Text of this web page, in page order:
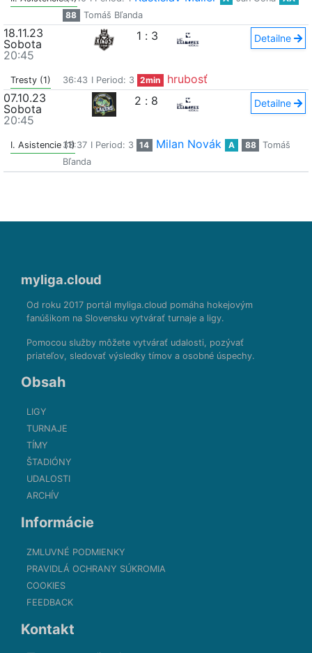
88
Tomáš Bľanda
18.11.23
Sobota
20:45
1 : 3 Detailne
Tresty (1) 36:43 I Period: 3 2min
hrubosť
07.10.23
Sobota
20:45
2 : 8 Detailne
I. Asistencie (1)33:37 I Period: 3 14 Milan Novák A 88
Tomáš
Bľanda
myliga.cloud
Od roku 2017 portál myliga.cloud pomáha hokejovým
fanúšikom na Slovensku vytvárať turnaje a ligy.
Pomocou služby môžete vytvárať udalosti, pozývať
priateľov, sledovať výsledky tímov a osobné úspechy.
Obsah
LIGY
TURNAJE
TÍMY
ŠTADIÓNY
UDALOSTI
ARCHÍV
Informácie
ZMLUVNÉ PODMIENKY
PRAVIDLÁ OCHRANY SÚKROMIA
COOKIES
FEEDBACK
Kontakt